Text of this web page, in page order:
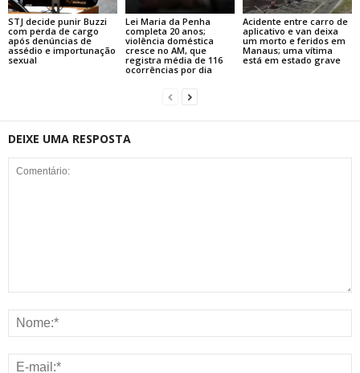
STJ decide punir Buzzi
com perda de cargo
após denúncias de
assédio e importunação
sexual
Lei Maria da Penha
completa 20 anos;
violência doméstica
cresce no AM, que
registra média de 116
ocorrências por dia
Acidente entre carro de
aplicativo e van deixa
um morto e feridos em
Manaus; uma vítima
está em estado grave
DEIXE UMA RESPOSTA